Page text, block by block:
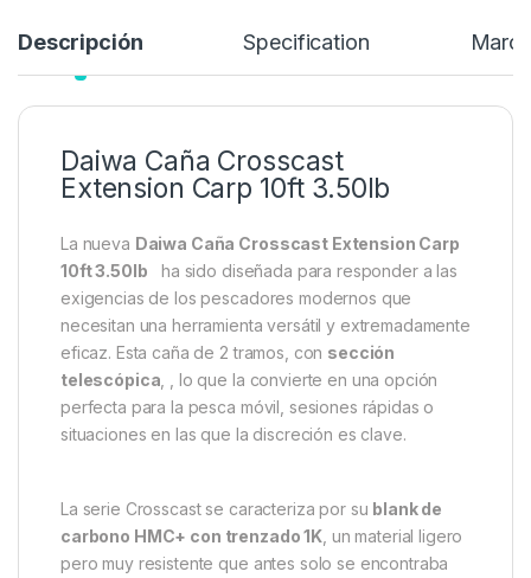
Descripción Specification Marca
Daiwa Caña Crosscast
Extension Carp 10ft 3.50lb
La nueva Daiwa Caña Crosscast Extension Carp
10ft 3.50lb ha sido diseñada para responder a las
exigencias de los pescadores modernos que
necesitan una herramienta versátil y extremadamente
eficaz. Esta caña de 2 tramos, con sección
telescópica , , lo que la convierte en una opción
perfecta para la pesca móvil, sesiones rápidas o
situaciones en las que la discreción es clave.
La serie Crosscast se caracteriza por su blank de
carbono HMC+ con trenzado 1K , un material ligero
pero muy resistente que antes solo se encontraba